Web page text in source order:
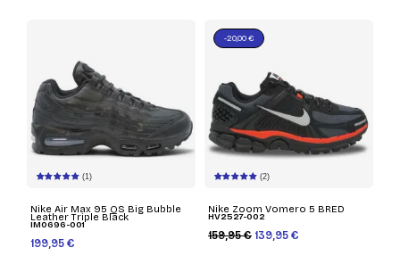
(1)
Nike Air Max 95 QS Big Bubble
Leather Triple Black
IM0696-001
199,95 €
(2)
Nike Zoom Vomero 5 BRED
HV2527-002
159,95 € 139,95 €
-20,00 €